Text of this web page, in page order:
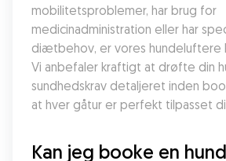
mobilitetsproblemer, har brug for
medicinadministration eller har
diætbehov, er vores hundeluftere
Vi anbefaler kraftigt at drøfte din
sundhedskrav detaljeret inden
at hver gåtur er perfekt tilpasset
Kan jeg booke en